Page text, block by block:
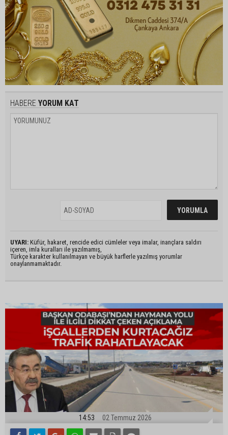
HABERE YORUM KAT
UYARI: Küfür, hakaret, rencide edici cümleler veya imalar, inançlara saldırı
içeren, imla kuralları ile yazılmamış,
Türkçe karakter kullanılmayan ve büyük harflerle yazılmış yorumlar
onaylanmamaktadır.
14:53 02 Temmuz 2026